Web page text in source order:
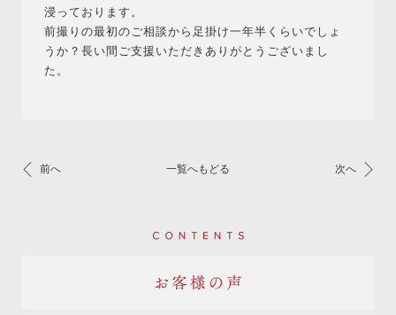
浸っております。
前撮りの最初のご相談から足掛け一年半くらいでしょ
うか？長い間ご支援いただきありがとうございまし
た。
前へ 一覧へもどる 次へ
Contents
お客様の声